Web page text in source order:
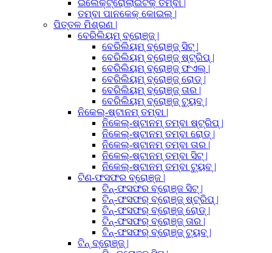
ଇଲେକ୍ଟ୍ରୋଲାଇଟିକ୍ ତମ୍ବା |
ତମ୍ବା ପାନକେକ୍ କୋଇଲ୍ |
ପିତ୍ତଳ ମିଶ୍ରଣ |
ବେରିଲିୟମ୍ ବ୍ରୋଞ୍ଜ୍ |
ବେରିଲିୟମ୍ ବ୍ରୋଞ୍ଜ୍ ସିଟ୍ |
ବେରିଲିୟମ୍ ବ୍ରୋଞ୍ଜ୍ ଷ୍ଟ୍ରିପ୍ |
ବେରିଲିୟମ୍ ବ୍ରୋଞ୍ଜ୍ ଫଏଲ୍ |
ବେରିଲିୟମ୍ ବ୍ରୋଞ୍ଜ୍ ରୋଡ୍ |
ବେରିଲିୟମ୍ ବ୍ରୋଞ୍ଜ୍ ତାର |
ବେରିଲିୟମ୍ ବ୍ରୋଞ୍ଜ୍ ଟ୍ୟୁବ୍ |
ନିକେଲ୍-ଷ୍ଟାନମ୍ ତମ୍ବା |
ନିକେଲ୍-ଷ୍ଟାନମ୍ ତମ୍ବା ଷ୍ଟ୍ରିପ୍ |
ନିକେଲ୍-ଷ୍ଟାନମ୍ ତମ୍ବା ରୋଡ୍ |
ନିକେଲ୍-ଷ୍ଟାନମ୍ ତମ୍ବା ତାର |
ନିକେଲ୍-ଷ୍ଟାନମ୍ ତମ୍ବା ସିଟ୍ |
ନିକେଲ୍-ଷ୍ଟାନମ୍ ତମ୍ବା ଟ୍ୟୁବ୍ |
ଟିଣ-ଫସଫର ବ୍ରୋଞ୍ଜ |
ଟିନ୍-ଫସଫର ବ୍ରୋଞ୍ଜ ସିଟ୍ |
ଟିନ୍-ଫସଫର୍ ବ୍ରୋଞ୍ଜ୍ ଷ୍ଟ୍ରିପ୍ |
ଟିନ୍-ଫସଫର୍ ବ୍ରୋଞ୍ଜ୍ ରୋଡ୍ |
ଟିନ୍-ଫସଫର୍ ବ୍ରୋଞ୍ଜ୍ ତାର |
ଟିନ୍-ଫସଫର୍ ବ୍ରୋଞ୍ଜ୍ ଟ୍ୟୁବ୍ |
ଟିନ୍ ବ୍ରୋଞ୍ଜ୍ |